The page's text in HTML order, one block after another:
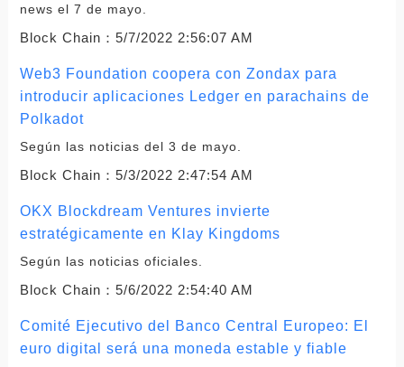
news el 7 de mayo.
Block Chain： 5/7/2022 2:56:07 AM
Web3 Foundation coopera con Zondax para
introducir aplicaciones Ledger en parachains de
Polkadot
Según las noticias del 3 de mayo.
Block Chain： 5/3/2022 2:47:54 AM
OKX Blockdream Ventures invierte
estratégicamente en Klay Kingdoms
Según las noticias oficiales.
Block Chain： 5/6/2022 2:54:40 AM
Comité Ejecutivo del Banco Central Europeo: El
euro digital será una moneda estable y fiable